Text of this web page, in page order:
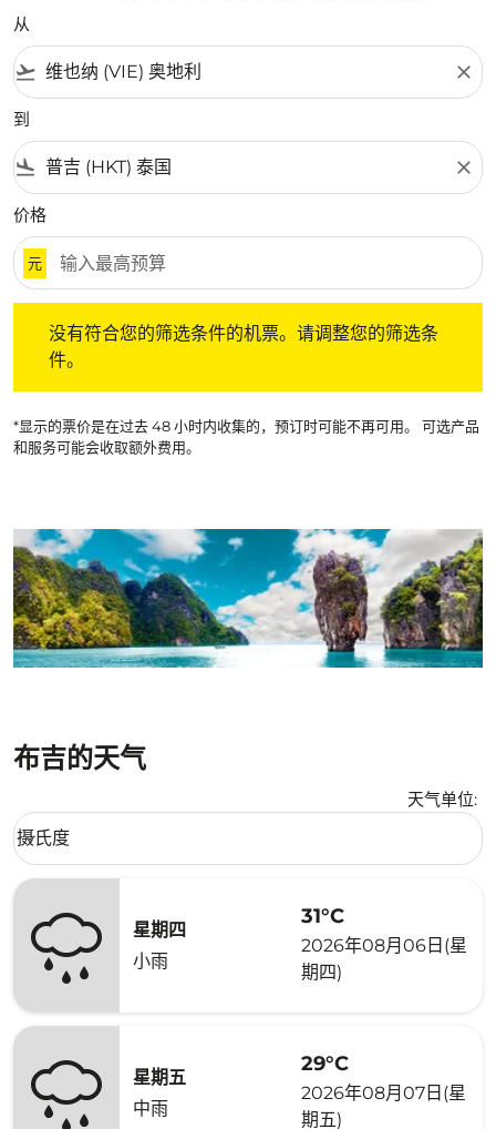
从
flight_takeoff close
到
flight_land close
价格
元
没有符合您的筛选条件的机票。请调整您的筛选条
件。
*显示的票价是在过去 48 小时内收集的，预订时可能不再可用。 可选产品
和服务可能会收取额外费用。
布吉的天气
天气单位:
Weather unit option 摄氏度 Selected
摄氏度
keyboard_arrow_down
星期四
小雨
31°C
2026年08月06日(星
期四)
星期五
中雨
29°C
2026年08月07日(星
期五)